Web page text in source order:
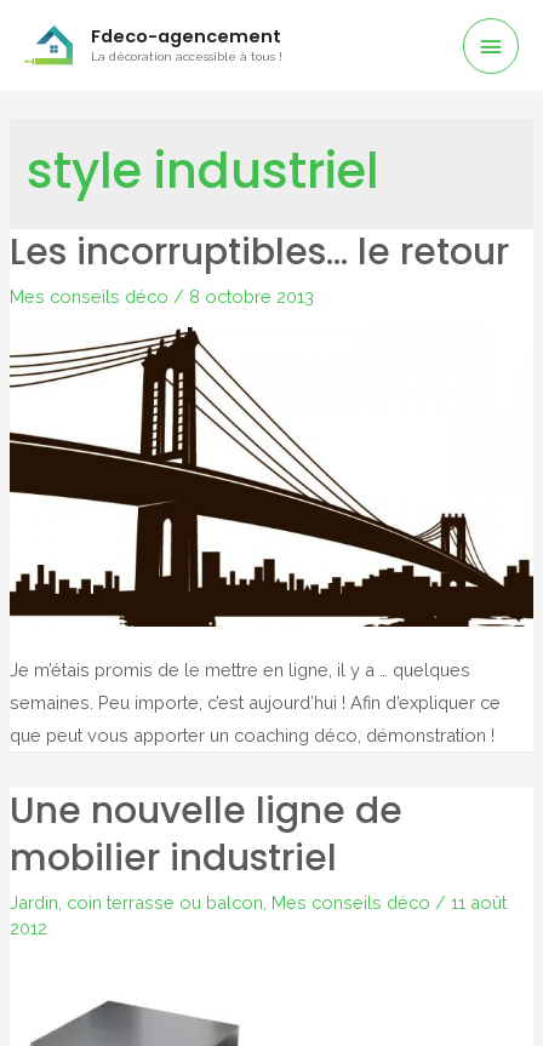
Fdeco-agencement
La décoration accessible à tous !
style industriel
Les incorruptibles… le retour
Mes conseils déco / 8 octobre 2013
Je m’étais promis de le mettre en ligne, il y a … quelques
semaines. Peu importe, c’est aujourd’hui ! Afin d’expliquer ce
que peut vous apporter un coaching déco, démonstration !
Une nouvelle ligne de
mobilier industriel
Jardin, coin terrasse ou balcon, Mes conseils déco / 11 août
2012